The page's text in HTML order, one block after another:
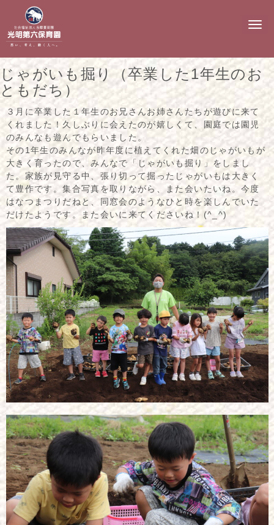
N
g
a
t
n
じゃがいも掘り（卒業した1年生のお
ともだち）
３月に卒業した１年生のお兄さんお姉さんたちが遊びに来て
くれました！久しぶりに会えたのが嬉しくて、園庭では園児
のみんなも遊んでもらいました。
その1年生のみんなが昨年度に植えてくれた畑のじゃがいもが
大きく育ったので、みんなで「じゃがいも掘り」をしまし
た。家族が見守る中、張り切って掘ったじゃがいもは大きく
て豊作です。集合写真を取りながら、また会いたいね。今度
はなつまつりだねと、同窓会のようなひと時を楽しんでいた
だけたようです。また会いに来てくださいね！(^_^)